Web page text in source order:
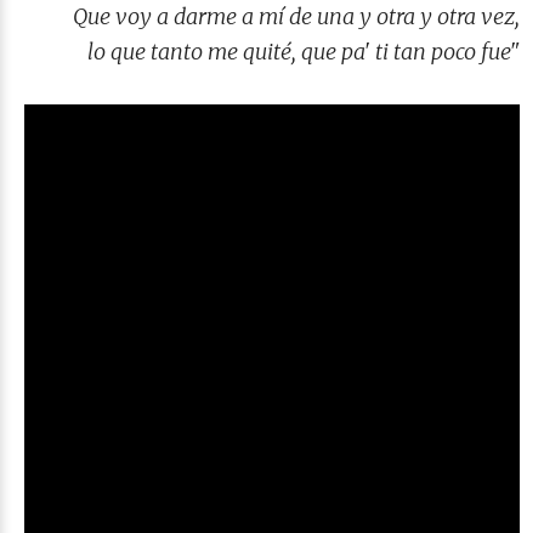
Que voy a darme a mí de una y otra y otra vez,
lo que tanto me quité, que pa' ti tan poco fue"